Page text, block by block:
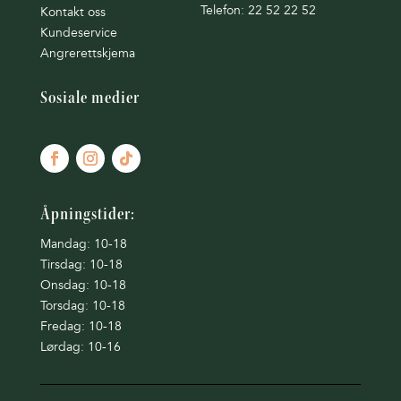
Kontakt oss
Kundeservice
Angrerettskjema
Telefon: 22 52 22 52
Sosiale medier
Åpningstider:
Mandag: 10-18
Tirsdag: 10-18
Onsdag: 10-18
Torsdag: 10-18
Fredag: 10-18
Lørdag: 10-16